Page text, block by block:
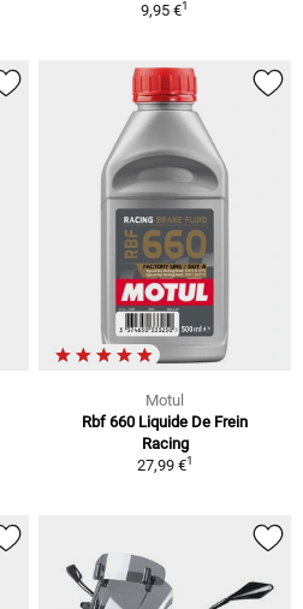
9,95 €1
Motul
Rbf 660 Liquide De Frein
Racing
27,99 €1